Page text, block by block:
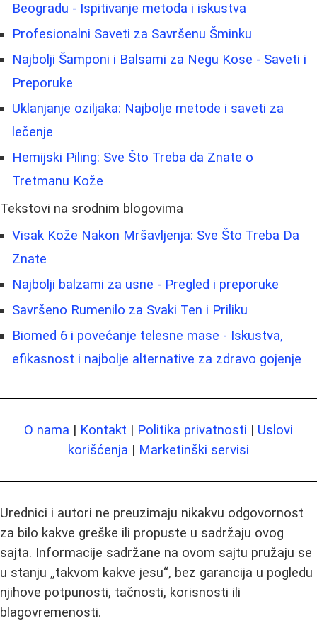
Beogradu - Ispitivanje metoda i iskustva
Profesionalni Saveti za Savršenu Šminku
Najbolji Šamponi i Balsami za Negu Kose - Saveti i
Preporuke
Uklanjanje oziljaka: Najbolje metode i saveti za
lečenje
Hemijski Piling: Sve Što Treba da Znate o
Tretmanu Kože
Tekstovi na srodnim blogovima
Visak Kože Nakon Mršavljenja: Sve Što Treba Da
Znate
Najbolji balzami za usne - Pregled i preporuke
Savršeno Rumenilo za Svaki Ten i Priliku
Biomed 6 i povećanje telesne mase - Iskustva,
efikasnost i najbolje alternative za zdravo gojenje
O nama | Kontakt | Politika privatnosti | Uslovi
korišćenja | Marketinški servisi
Urednici i autori ne preuzimaju nikakvu odgovornost
za bilo kakve greške ili propuste u sadržaju ovog
sajta. Informacije sadržane na ovom sajtu pružaju se
u stanju „takvom kakve jesu“, bez garancija u pogledu
njihove potpunosti, tačnosti, korisnosti ili
blagovremenosti.